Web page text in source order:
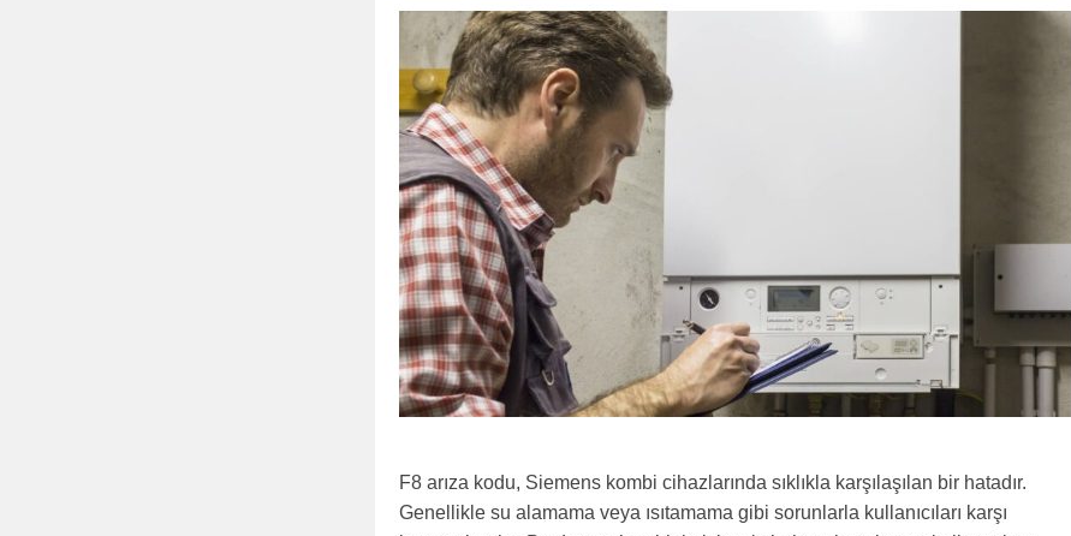
F8 arıza kodu, Siemens kombi cihazlarında sıklıkla karşılaşılan bir hatadır.
Genellikle su alamama veya ısıtamama gibi sorunlarla kullanıcıları karşı